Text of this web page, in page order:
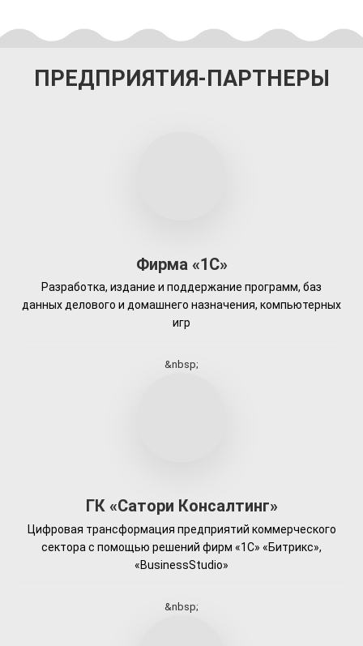
ПРЕДПРИЯТИЯ-ПАРТНЕРЫ
Фирма «1С»
Разработка, издание и поддержание программ, баз
данных делового и домашнего назначения, компьютерных
игр
&nbsp;
ГК «Сатори Консалтинг»
Цифровая трансформация предприятий коммерческого
сектора с помощью решений фирм «1С» «Битрикс»,
«BusinessStudio»
&nbsp;